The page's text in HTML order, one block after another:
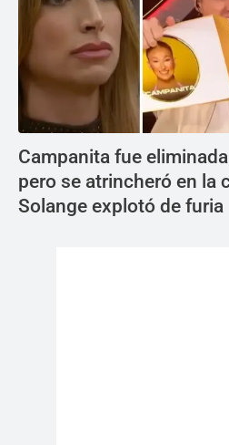
Campanita fue
pero se atrincheró en la
Solange explotó de furia